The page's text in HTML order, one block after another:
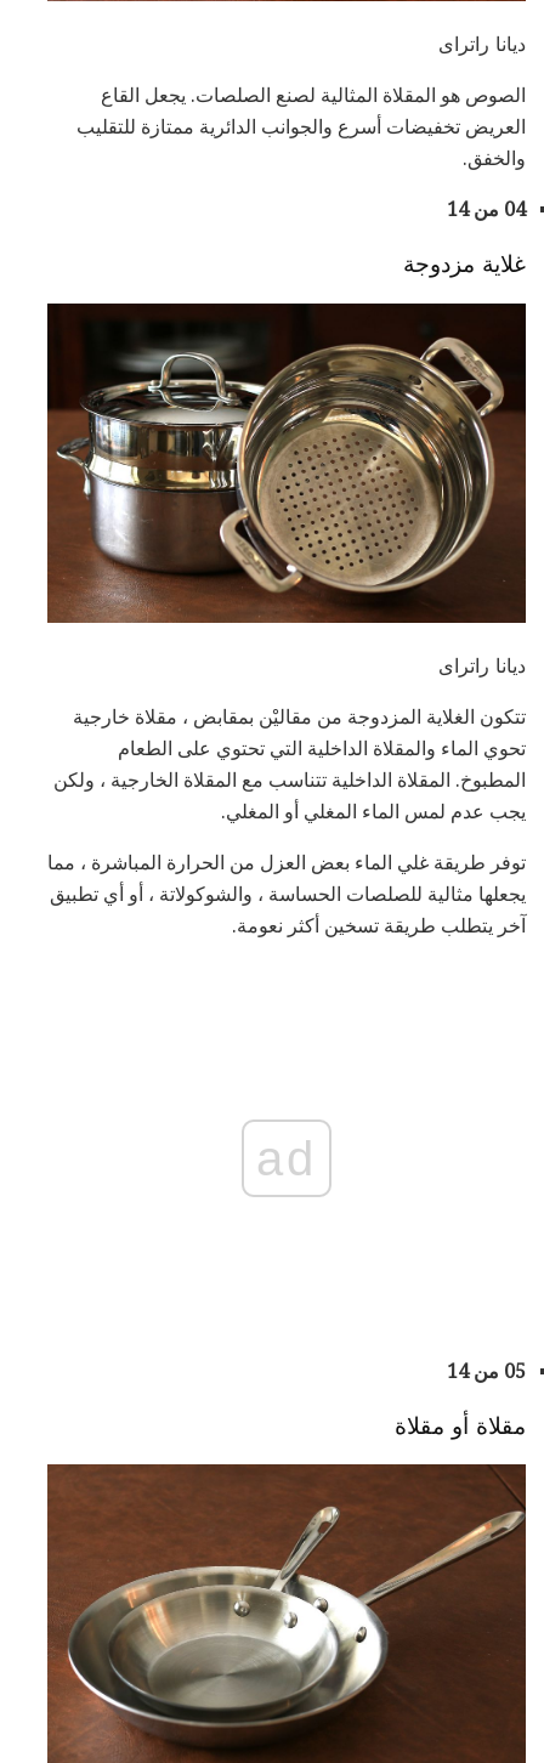
ديانا راتراى
الصوص هو المقلاة المثالية لصنع الصلصات. يجعل القاع
العريض تخفيضات أسرع والجوانب الدائرية ممتازة للتقليب
والخفق.
04 من 14
غلاية مزدوجة
ديانا راتراى
تتكون الغلاية المزدوجة من مقاليْن بمقابض ، مقلاة خارجية
تحوي الماء والمقلاة الداخلية التي تحتوي على الطعام
المطبوخ. المقلاة الداخلية تتناسب مع المقلاة الخارجية ، ولكن
يجب عدم لمس الماء المغلي أو المغلي.
توفر طريقة غلي الماء بعض العزل من الحرارة المباشرة ، مما
يجعلها مثالية للصلصات الحساسة ، والشوكولاتة ، أو أي تطبيق
آخر يتطلب طريقة تسخين أكثر نعومة.
ad
05 من 14
مقلاة أو مقلاة